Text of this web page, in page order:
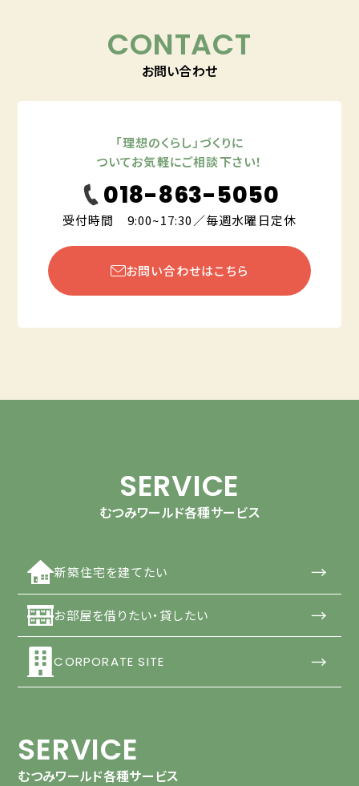
CONTACT
お問い合わせ
「理想のくらし」づくりに
ついてお気軽にご相談下さい！
018-863-5050
受付時間 9:00~17:30／毎週水曜日定休
お問い合わせはこちら
SERVICE
むつみワールド各種サービス
新築住宅を建てたい →
お部屋を借りたい・貸したい →
CORPORATE SITE →
SERVICE
むつみワールド各種サービス